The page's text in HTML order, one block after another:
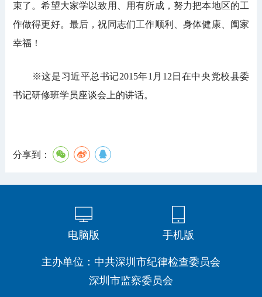
束了。希望大家学以致用、用有所成，努力把本地区的工
作做得更好。最后，祝同志们工作顺利、身体健康、阖家
幸福！
※这是习近平总书记2015年1月12日在中央党校县委
书记研修班学员座谈会上的讲话。
分享到：
电脑版 手机版
主办单位：中共深圳市纪律检查委员会
深圳市监察委员会